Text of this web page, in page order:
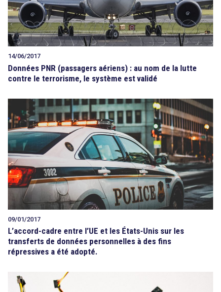
14/06/2017
Données PNR (passagers aériens) : au nom de la lutte
contre le terrorisme, le système est validé
09/01/2017
L’accord-cadre entre l’UE et les États-Unis sur les
transferts de données personnelles à des fins
répressives a été adopté.